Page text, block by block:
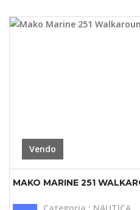
Vendo
MAKO MARINE 251